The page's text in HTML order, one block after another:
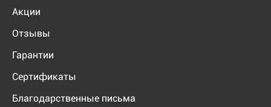
Акции
Отзывы
Гарантии
Сертификаты
Благодарственные письма